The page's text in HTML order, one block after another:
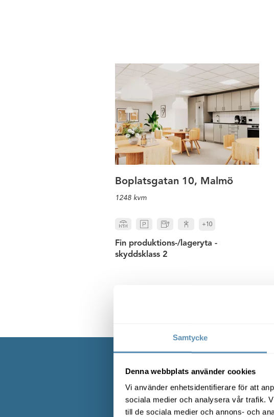
Samtycke
Denna webbplats använder cookies
Vi använder enhetsidentifierare för att
sociala medier och analysera vår trafik.
till de sociala medier och annons- och
Fin produktions-/
Boplatsgatan 10, Malmö
1248 kvm
+10
Fin produktions-/lageryta -
skyddsklass 2
Förutom att vara Fosies nya